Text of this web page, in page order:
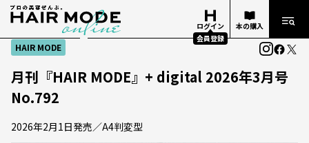
ログイン
会員登録
本の購入
HAIR MODE
月刊『HAIR MODE』+ digital 2026年3月号
No.792
2026年2月1日発売／A4判変型